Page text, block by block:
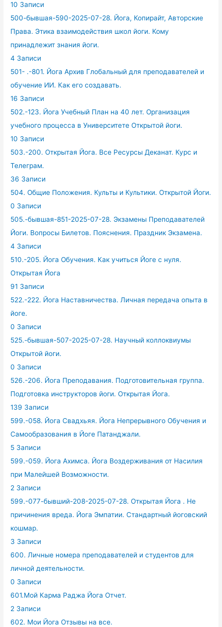
10 Записи
500-бывшая-590-2025-07-28. Йога, Копирайт, Авторские
Права. Этика взаимодействия школ йоги. Кому
принадлежит знания йоги.
4 Записи
501- .-801. Йога Архив Глобальный для преподавателей и
обучение ИИ. Как его создавать.
16 Записи
502.-123. Йога Учебный План на 40 лет. Организация
учебного процесса в Университете Открытой йоги.
10 Записи
503.-200. Открытая Йога. Все Ресурсы Деканат. Курс и
Телеграм.
36 Записи
504. Общие Положения. Культы и Культики. Открытой Йоги.
0 Записи
505.-бывшая-851-2025-07-28. Экзамены Преподавателей
Йоги. Вопросы Билетов. Пояснения. Праздник Экзамена.
4 Записи
510.-205. Йога Обучения. Как учиться Йоге с нуля.
Открытая Йога
91 Записи
522.-222. Йога Наставничества. Личная передача опыта в
йоге.
0 Записи
525.-бывшая-507-2025-07-28. Научный коллоквиумы
Открытой йоги.
0 Записи
526.-206. Йога Преподавания. Подготовительная группа.
Подготовка инструкторов йоги. Открытая Йога.
139 Записи
599.-058. Йога Свадхьяя. Йога Непрерывного Обучения и
Самообразования в Йоге Патанджали.
5 Записи
599.-059. Йога Ахимса. Йога Воздерживания от Насилия
при Малейшей Возможности.
2 Записи
599.-077-бывший-208-2025-07-28. Открытая Йога . Не
причинения вреда. Йога Эмпатии. Стандартный йоговский
кошмар.
3 Записи
600. Личные номера преподавателей и студентов для
личной деятельности.
0 Записи
601.Мой Карма Раджа Йога Отчет.
2 Записи
602. Мои Йога Отзывы на все.